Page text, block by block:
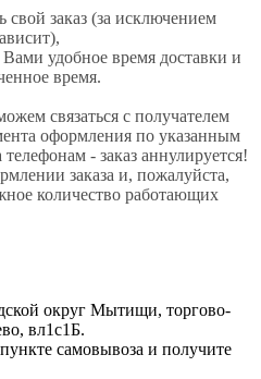
свой заказ (за исключением
удобное время доставки и
время.
связаться с получателем
оформления по указанным
- заказ аннулируется!
заказа и, пожалуйста,
количество работающих
округ Мытищи, торгово-
вл1с1Б.
самовывоза и получите